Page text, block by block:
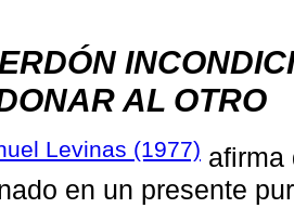
AL OTRO
Levinas (1977) afirma
en un presente